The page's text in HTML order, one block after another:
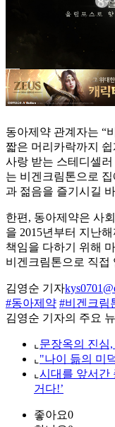
동아제약 관계자는 “
짧은 머리카락까지
사랑 받는 스테디셀
는 비겐크림톤으로
과 젊음을 즐기시길
한편, 동아제약은 사
을 2015년부터 지난
책임을 다하기 위해
비겐크림톤으로 직접
김영순 기자
#동아제약 #비겐크림
김영순 기자의 주요
⌞ 문장옥의 진심
⌞ "나이 듦의 미
⌞ 시대를 앞서간
거다!’
좋아요0